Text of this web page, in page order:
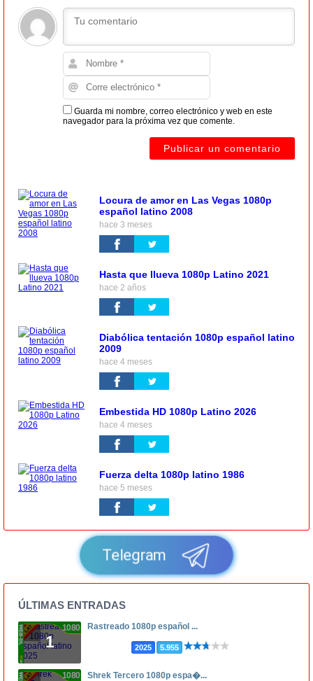
Guarda mi nombre, correo electrónico y web en este
navegador para la próxima vez que comente.
Locura de amor en Las Vegas 1080p
español latino 2008
hace 3 meses
Hasta que llueva 1080p Latino 2021
hace 2 años
Diabólica tentación 1080p español latino
2009
hace 4 meses
Embestida HD 1080p Latino 2026
hace 4 meses
Fuerza delta 1080p latino 1986
hace 5 meses
Telegram
ÚLTIMAS ENTRADAS
1
1080p Rastreado 1080p español ...
2025 5.955
1080p Shrek Tercero 1080p espa�...